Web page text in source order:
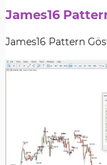
James16
James16 Pattern